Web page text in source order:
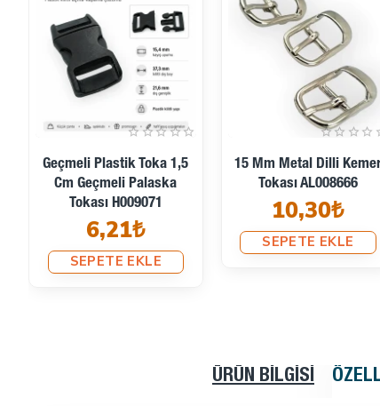
Geçmeli Plastik Toka 1,5
Cm Geçmeli Palaska
Tokası H009071
6,21₺
SEPETE EKLE
15 Mm Metal Dilli
Tokası AL008666
10,30₺
SEPETE EKLE
ÜRÜN BILGISI